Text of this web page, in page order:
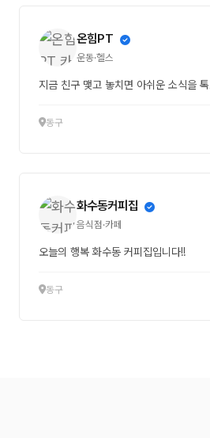
온힘PT
운동·헬스
지금 친구 맺고 놓치면 아쉬운 소식을
동구
화수동커피집
음식점·카페
오늘의 행복 화수동 커피집입니다!!
동구